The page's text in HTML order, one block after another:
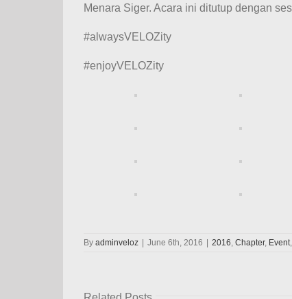
Menara Siger. Acara ini ditutup dengan
#alwaysVELOZity
#enjoyVELOZity
By adminveloz June 6th, 2016 2016, Chapter, Event,